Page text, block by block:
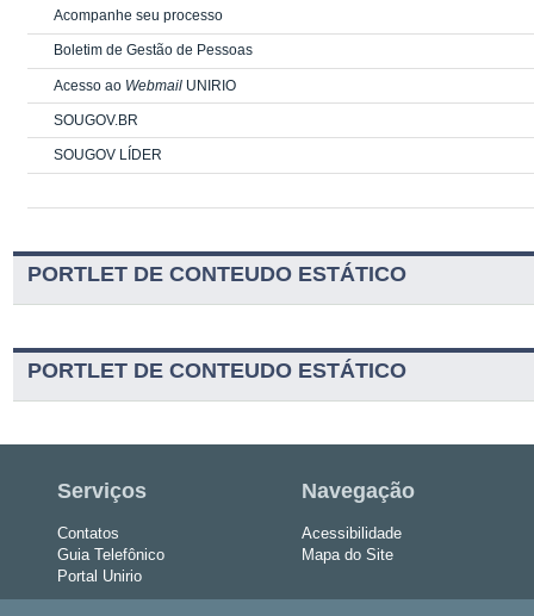
Acompanhe seu processo
Boletim de Gestão de Pessoas
Acesso ao Webmail UNIRIO
SOUGOV.BR
SOUGOV LÍDER
PORTLET DE CONTEUDO ESTÁTICO
PORTLET DE CONTEUDO ESTÁTICO
Serviços
Contatos
Guia Telefônico
Portal Unirio
Navegação
Acessibilidade
Mapa do Site